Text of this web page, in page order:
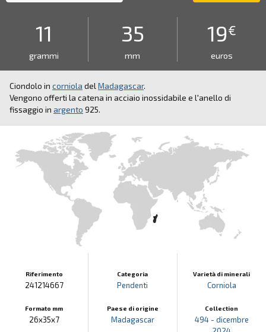
11
grammi
35
mm
19€
euros
Ciondolo in corniola del Madagascar.
Vengono offerti la catena in acciaio inossidabile e l'anello di
fissaggio in argento 925.
Riferimento
241214667
Formato mm
26x35x7
Categoria
Pendenti
Paese di origine
Madagascar
Varietà di minerali
Corniola
Collection
494 - dicembre